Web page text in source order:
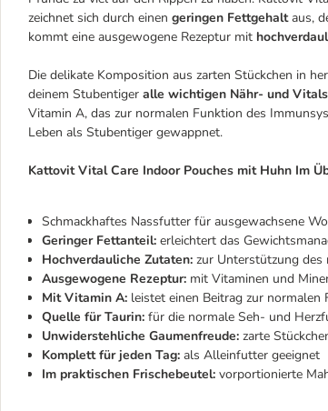
zeichnet sich durch einen geringen Fettgehaltaus,
kommt eine ausgewogene Rezeptur mit
Die delikate Komposition aus zarten Stückchen in
deinem Stubentiger alle wichtigen Nähr- und
Vitamin A, das zur normalen Funktion des
Leben als Stubentiger gewappnet.
Kattovit Vital Care Indoor Pouches mit Huhn Im
Schmackhaftes Nassfutter für ausgewachsene
Geringer Fettanteil: erleichtert das
Hochverdauliche Zutaten: zur Unterstützung
Ausgewogene Rezeptur: mit Vitaminen und
Mit Vitamin A: leistet einen Beitrag zur
Quelle für Taurin: für die normale Seh- und
Unwiderstehliche Gaumenfreude: zarte
Komplett für jeden Tag: als Alleinfutter geeignet
Im praktischen Frischebeutel: vorportionierte